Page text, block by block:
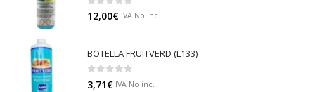
0 out of 5
12,00€ IVA No inc.
BOTELLA FRUITVERD (L133)
0 out of 5
3,71€ IVA No inc.